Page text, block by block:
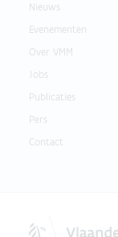
Nieuws
Evenementen
Over VMM
Jobs
Publicaties
Pers
Contact